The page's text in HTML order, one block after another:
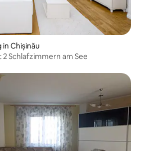
Chișinău
Schlafzimmern am See